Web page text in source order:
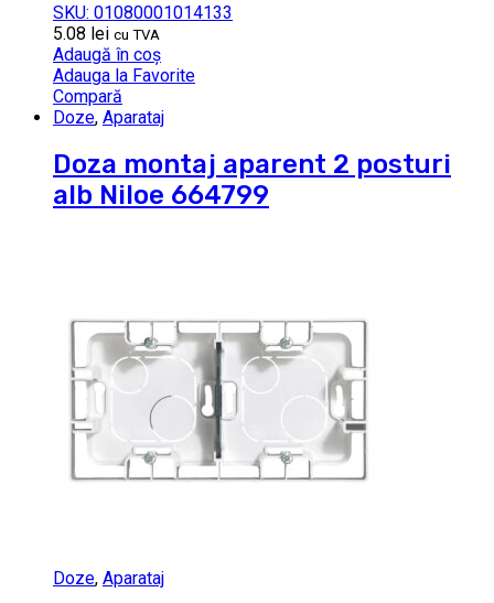
SKU: 01080001014133
5.08 lei cu TVA
Adaugă în coș
Adauga la Favorite
Compară
Doze, Aparataj
Doza montaj aparent 2 posturi
alb Niloe 664799
Doze, Aparataj